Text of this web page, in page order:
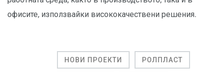
офисите, използвайки висококачествени решения.
НОВИ ПРОЕКТИ РОЛПЛАСТ